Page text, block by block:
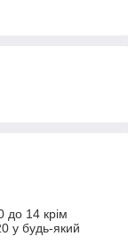
до 14 крім
у будь-який